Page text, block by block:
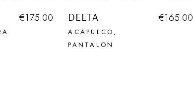
€175.00 DELTA
ACAPULCO
PANTALON
€165.00